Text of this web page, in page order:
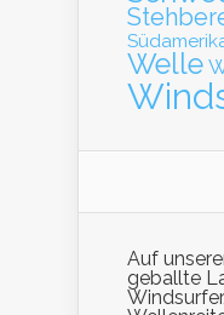
Welle
Auf
geballte